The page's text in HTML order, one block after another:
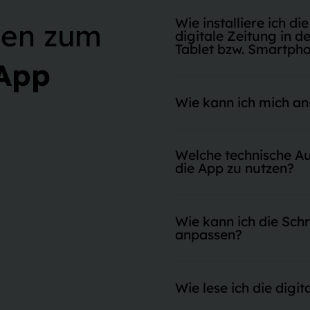
zum
Wie installiere ich
digitale Zeitung in
Tablet bzw.
können Sie auf sämtliche E-
Zeitung zugreifen, wenn Sie
Wie kann ich mich
Welche technische
die App zu nutzen?
Versionen werden nicht mehr
die Nutzung der Digitalen
Wie kann ich die
anpassen?
diese in den allgemeinen
(nicht in den Einstellungen der
Wie lese ich die